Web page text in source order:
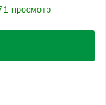
просмотр